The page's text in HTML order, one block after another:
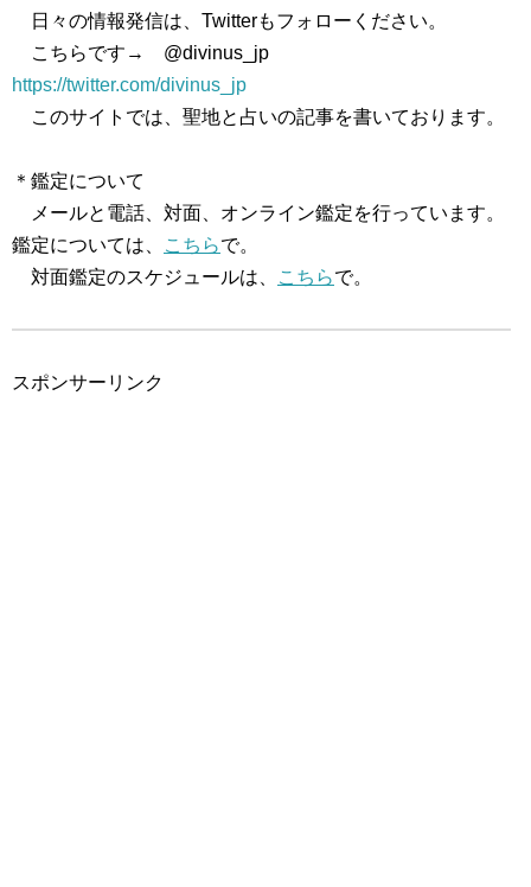
日々の情報発信は、Twitterもフォローください。
こちらです→ @divinus_jp
https://twitter.com/divinus_jp
このサイトでは、聖地と占いの記事を書いております。
＊鑑定について
メールと電話、対面、オンライン鑑定を行っています。
鑑定については、
こちらで。
対面鑑定のスケジュールは、
こちらで。
スポンサーリンク